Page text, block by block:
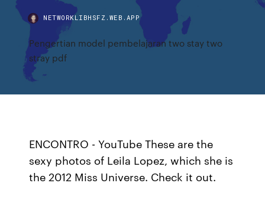
NETWORKLIBHSFZ.WEB.APP
Pengertian model pembelajaran two stay two
stray pdf
ENCONTRO - YouTube These are the
sexy photos of Leila Lopez, which she is
the 2012 Miss Universe. Check it out.